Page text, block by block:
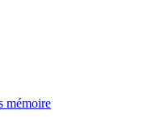
mémoire